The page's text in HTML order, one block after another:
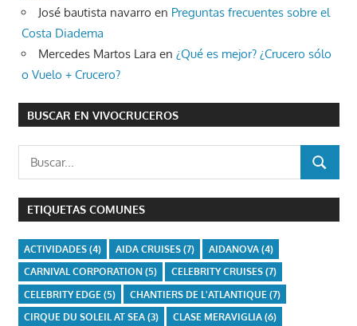
José bautista navarro en Preguntas frecuentes sobre el
Costa Diadema
Mercedes Martos Lara en ¿Qué es mejor? ¿Crucero sólo
o Vuelo + Crucero?
BUSCAR EN VIVOCRUCEROS
Buscar:
BUSCAR
ETIQUETAS COMUNES
ACTIVIDADES(4) AIDA CRUISES(7) AIDANOVA(4)
CARNIVAL CORPORATION(5) CELEBRITY CRUISES(7)
CELEBRITY EDGE (5) CHANTIERS DE L'ATLANTIQUE (7)
CIRQUE DU SOLEIL AT SEA(3) CLASE MERAVIGLIA(6)